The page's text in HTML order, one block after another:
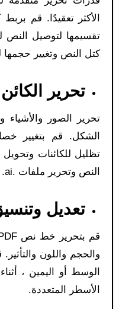
الأكثر تعقيدًا. قم
تقسيمها لتوصيل النص
كتل النص وتغيير حجمها
تحرير
تحرير الصور والأشياء
الشكل. قم بتغيير
تظليل للكائنات
النص وتحرير ملفات .ai.
تعديل
والحجم واللون
الوسط أو اليمين ،
الأسطر المتعددة.